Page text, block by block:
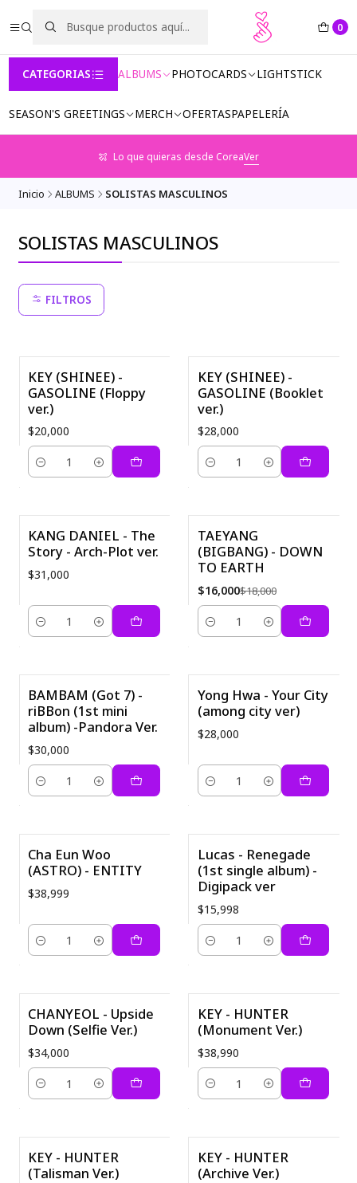
0
CATEGORIAS ALBUMS PHOTOCARDS LIGHTSTICK
SEASON'S GREETINGS MERCH OFERTASPAPELERÍA
Lo que quieras desde CoreaVer
Inicio ALBUMS SOLISTAS MASCULINOS
SOLISTAS MASCULINOS
FILTROS
KEY (SHINEE) -
GASOLINE (Floppy
ver.)
$20,000
Cantidad
KEY (SHINEE) -
GASOLINE (Booklet
ver.)
$28,000
Cantidad
KANG DANIEL - The
Story - Arch-Plot ver.
$31,000
Cantidad
-11%
TAEYANG
(BIGBANG) - DOWN
TO EARTH
$16,000$18,000
Cantidad
BAMBAM (Got 7) -
riBBon (1st mini
album) -Pandora Ver.
$30,000
Cantidad
Yong Hwa - Your City
(among city ver)
$28,000
Cantidad
Cha Eun Woo
(ASTRO) - ENTITY
$38,999
Cantidad
Lucas - Renegade
(1st single album) -
Digipack ver
$15,998
Cantidad
CHANYEOL - Upside
Down (Selfie Ver.)
$34,000
Cantidad
KEY - HUNTER
(Monument Ver.)
$38,990
Cantidad
KEY - HUNTER
(Talisman Ver.)
KEY - HUNTER
(Archive Ver.)